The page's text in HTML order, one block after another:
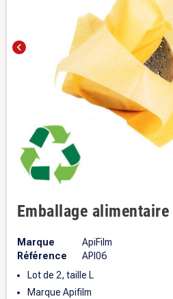
chevron_left
Emballage
Marque
ApiFilm
Référence
API06
Lot de 2, taille L
Marque Apifilm